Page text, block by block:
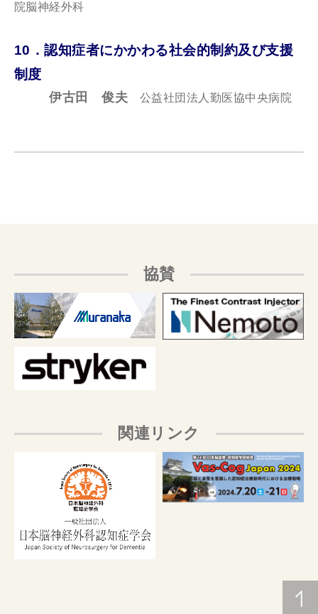
院脳神経外科
10．認知症者にかかわる社会的制約及び支援
制度
伊古田 俊夫 公益社団法人勤医協中央病院
協賛
関連リンク